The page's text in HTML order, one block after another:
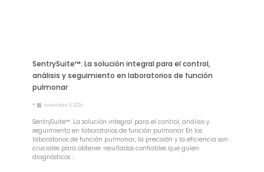
SentrySuite™: La solución integral para el control,
análisis y seguimiento en laboratorios de función
pulmonar
•
noviembre 5, 2024
SentrySuite™: La solución integral para el control, análisis y
seguimiento en laboratorios de función pulmonar En los
laboratorios de función pulmonar, la precisión y la eficiencia son
cruciales para obtener resultados confiables que guíen
diagnósticos …